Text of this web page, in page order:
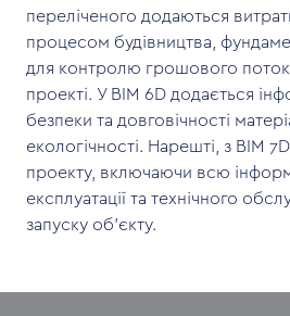
переліченого додаються
процесом будівництва,
для контролю грошового
проекті. У BIM 6D додається
безпеки та довговічності
екологічності. Нарешті, з BIM
проекту, включаючи всю
експлуатації та технічного
запуску об'єкту.